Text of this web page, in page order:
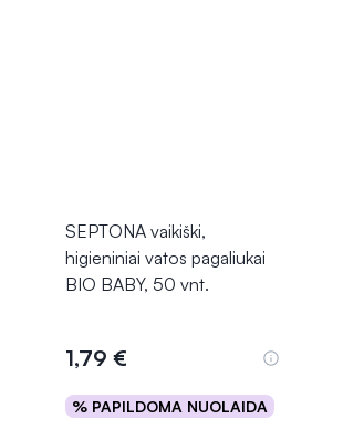
SEPTONA vaikiški,
higieniniai vatos pagaliukai
BIO BABY, 50 vnt.
1,79 €
% PAPILDOMA NUOLAIDA
Į krepšelį